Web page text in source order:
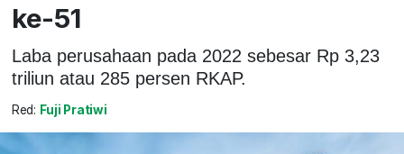
ke-51
Laba perusahaan pada 2022 sebesar Rp 3,23
triliun atau 285 persen RKAP.
Red: Fuji Pratiwi